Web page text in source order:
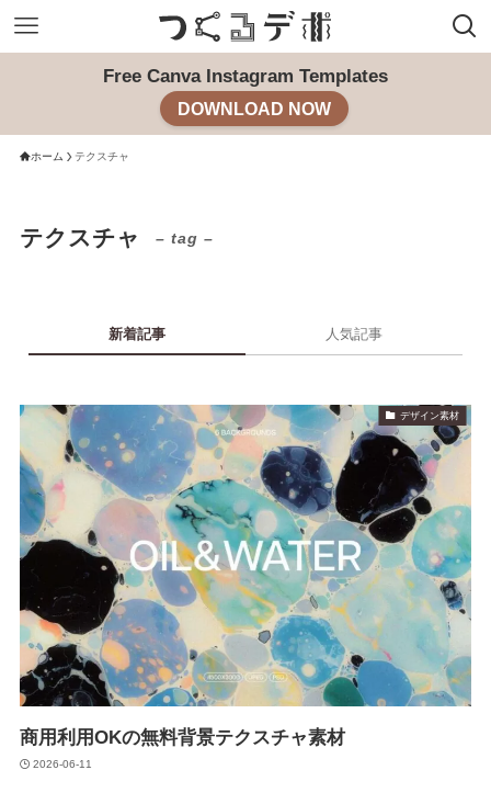
Free Canva Instagram Templates
DOWNLOAD NOW
ホーム テクスチャ
テクスチャ – tag –
新着記事 人気記事
デザイン素材
商用利用OKの無料背景テクスチャ素材
2026-06-11